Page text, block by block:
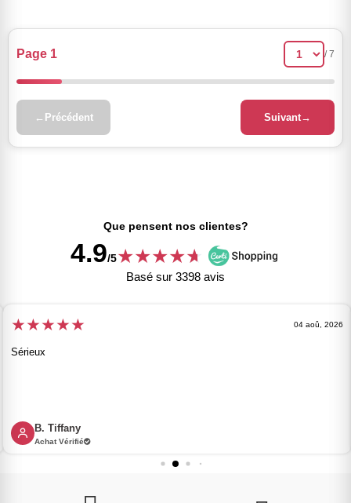
Page 1 / 7
← Précédent Suivant→
Que pensent nos clientes?
4.9/5★★★★★
★
Basé sur 3398 avis
★★★★★ 04 aoû, 2026
Sérieux
B. Tiffany
Achat Vérifié